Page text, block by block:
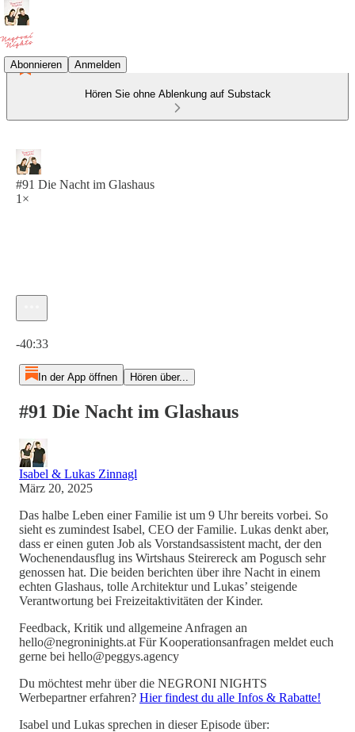
Abonnieren Anmelden
Hören Sie ohne Ablenkung auf Substack
#91 Die Nacht im Glashaus
1×
-40:33
In der App öffnen Hören über...
#91 Die Nacht im Glashaus
Isabel & Lukas Zinnagl
März 20, 2025
Das halbe Leben einer Familie ist um 9 Uhr bereits vorbei. So
sieht es zumindest Isabel, CEO der Familie. Lukas denkt aber,
dass er einen guten Job als Vorstandsassistent macht, der den
Wochenendausflug ins Wirtshaus Steirereck am Pogusch sehr
genossen hat. Die beiden berichten über ihre Nacht in einem
echten Glashaus, tolle Architektur und Lukas’ steigende
Verantwortung bei Freizeitaktivitäten der Kinder.
Feedback, Kritik und allgemeine Anfragen an
hello@negroninights.at Für Kooperationsanfragen meldet euch
gerne bei hello@peggys.agency
Du möchtest mehr über die NEGRONI NIGHTS
Werbepartner erfahren? Hier findest du alle Infos & Rabatte!
Isabel und Lukas sprechen in dieser Episode über: